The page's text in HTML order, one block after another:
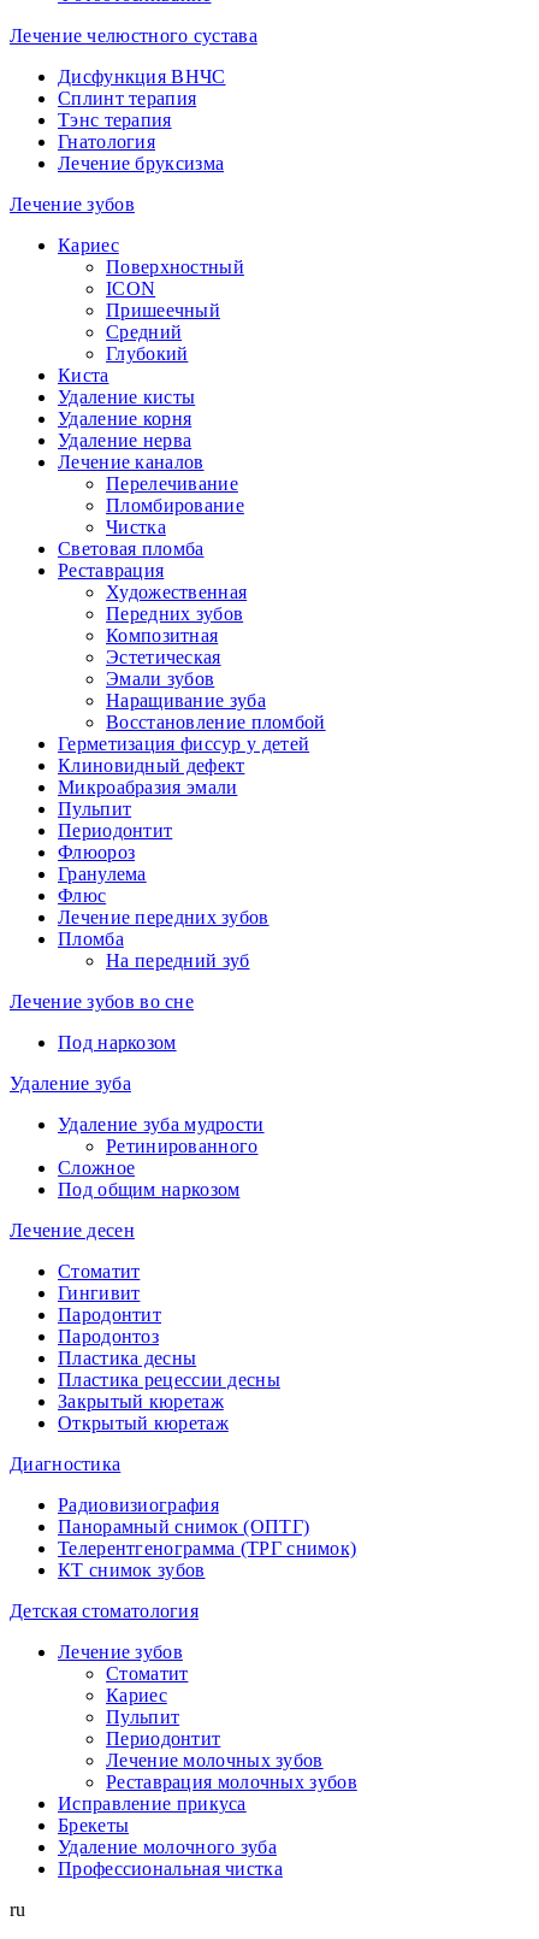
Лечение челюстного сустава
Дисфункция ВНЧС
Сплинт терапия
Тэнс терапия
Гнатология
Лечение бруксизма
Лечение зубов
Кариес
Поверхностный
ICON
Пришеечный
Средний
Глубокий
Киста
Удаление кисты
Удаление корня
Удаление нерва
Лечение каналов
Перелечивание
Пломбирование
Чистка
Световая пломба
Реставрация
Художественная
Передних зубов
Композитная
Эстетическая
Эмали зубов
Наращивание зуба
Восстановление пломбой
Герметизация фиссур у детей
Клиновидный дефект
Микроабразия эмали
Пульпит
Периодонтит
Флюороз
Гранулема
Флюс
Лечение передних зубов
Пломба
На передний зуб
Лечение зубов во сне
Под наркозом
Удаление зуба
Удаление зуба мудрости
Ретинированного
Сложное
Под общим наркозом
Лечение десен
Стоматит
Гингивит
Пародонтит
Пародонтоз
Пластика десны
Пластика рецессии десны
Закрытый кюретаж
Открытый кюретаж
Диагностика
Радиовизиография
Панорамный снимок (ОПТГ)
Телерентгенограмма (ТРГ снимок)
КТ снимок зубов
Детская стоматология
Лечение зубов
Стоматит
Кариес
Пульпит
Периодонтит
Лечение молочных зубов
Реставрация молочных зубов
Исправление прикуса
Брекеты
Удаление молочного зуба
Профессиональная чистка
ru